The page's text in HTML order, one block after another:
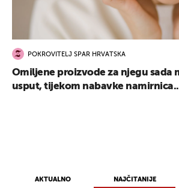
AKTUALNO NAJČITANIJE
POKROVITELJ SPAR HRVATSKA
Omiljene proizvode za njegu sada
usput, tijekom nabavke